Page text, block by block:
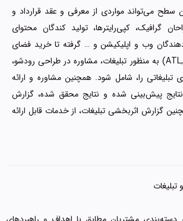
سطح می‌تواند مواردی از معرفی و عقد قرارداد و
گرافیک، کپی‌رایتر‌ها، تولید کندگان محتوای
وب و اپلیکیشن و … گرفته تا خرید فضای
رسانه‌‌ای (ATL, BTL, TTL) به منظور تبلیغات، مشاوره در طراحی رودشو،
تبلیغاتی را، شامل شود. همچنین مشاوره و ارائه
پیش‌بینی شده و نتایج محقق شده، گزارش
گزارش اثربخشی تبلیغات، از خدمات قابل ارائه
تبلیغات